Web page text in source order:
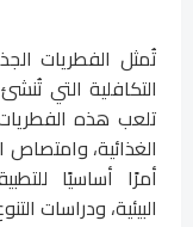
تُمثل الفطريات
التكافلية التي
تلعب هذه
الغذائية، وامتصاص
أمرًا أساسيًا
البيئية، ودراسات